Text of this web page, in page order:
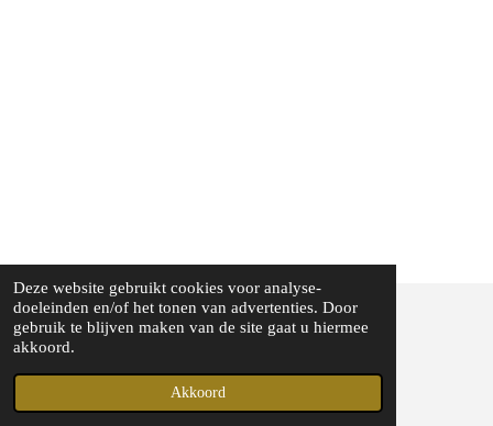
Deze website gebruikt cookies voor analyse-
doeleinden en/of het tonen van advertenties. Door
gebruik te blijven maken van de site gaat u hiermee
akkoord.
Akkoord
© 2023 - 2026 WW Midwest